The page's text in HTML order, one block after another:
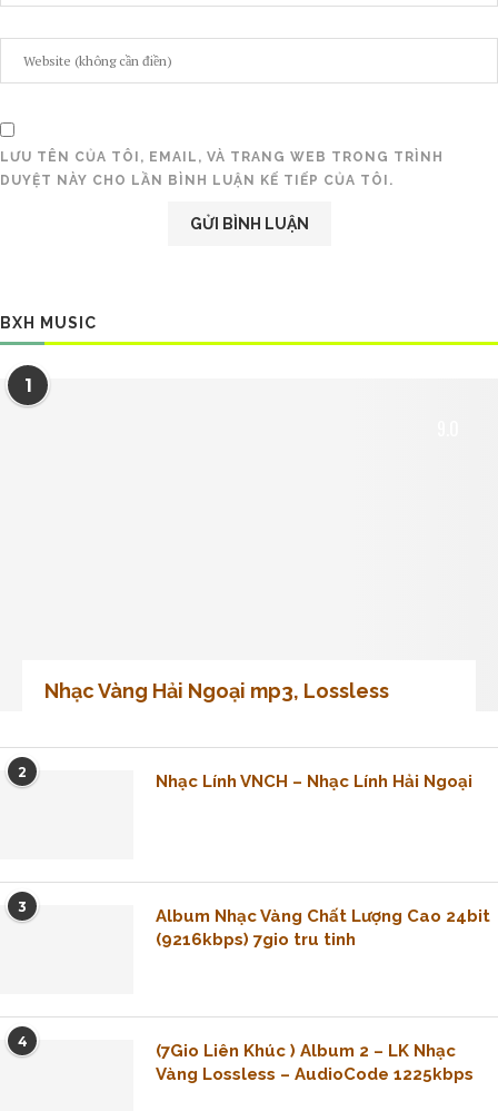
LƯU TÊN CỦA TÔI, EMAIL, VÀ TRANG WEB TRONG TRÌNH
DUYỆT NÀY CHO LẦN BÌNH LUẬN KẾ TIẾP CỦA TÔI.
BXH MUSIC
1
Nhạc Vàng Hải Ngoại mp3, Lossless
2 Nhạc Lính VNCH – Nhạc Lính Hải Ngoại
3
Album Nhạc Vàng Chất Lượng Cao 24bit
(9216kbps) 7gio tru tinh
4
(7Gio Liên Khúc ) Album 2 – LK Nhạc
Vàng Lossless – AudioCode 1225kbps